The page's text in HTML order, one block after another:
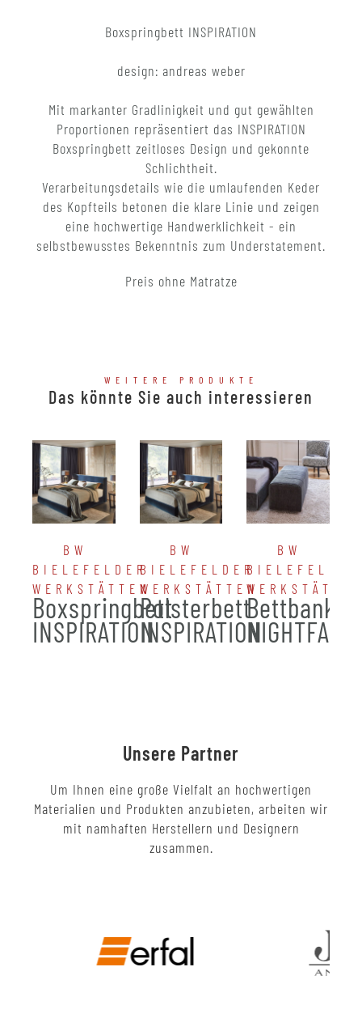
Boxspringbett INSPIRATION
design: andreas weber
Mit markanter Gradlinigkeit und gut gewählten
Proportionen repräsentiert das INSPIRATION
Boxspringbett zeitloses Design und gekonnte
Schlichtheit.
Verarbeitungsdetails wie die umlaufenden Keder
des Kopfteils betonen die klare Linie und zeigen
eine hochwertige Handwerklichkeit - ein
selbstbewusstes Bekenntnis zum Understatement.
Preis ohne Matratze
WEITERE PRODUKTE
Das könnte Sie auch interessieren
BW
BIELEFELDER
WERKSTÄTTEN
Boxspringbett
INSPIRATION
BW
BIELEFELDER
WERKSTÄTTEN
Polsterbett
INSPIRATION
BW
BIELEFELDER
Bettbank
NIGHTFALL
Unsere Partner
Um Ihnen eine große Vielfalt an hochwertigen
Materialien und Produkten anzubieten, arbeiten wir
mit namhaften Herstellern und Designern
zusammen.